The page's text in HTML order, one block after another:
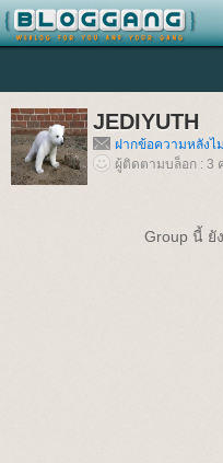
JEDIYUTH
ฝากข้อความหลังไ
ผู้ติดตามบล็อก : 3
Group นี้ ยั